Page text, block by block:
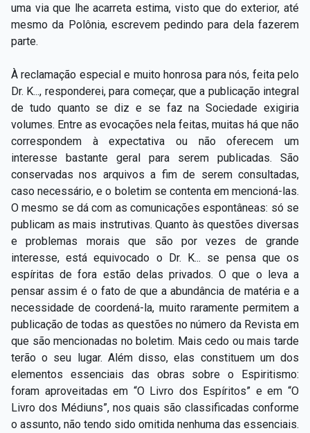
uma via que lhe acarreta estima, visto que do exterior, até
mesmo da Polônia, escrevem pedindo para dela fazerem
parte.
À reclamação especial e muito honrosa para nós, feita pelo
Dr. K..., responderei, para começar, que a publicação integral
de tudo quanto se diz e se faz na Sociedade exigiria
volumes. Entre as evocações nela feitas, muitas há que não
correspondem à expectativa ou não oferecem um
interesse bastante geral para serem publicadas. São
conservadas nos arquivos a fim de serem consultadas,
caso necessário, e o boletim se contenta em mencioná-las.
O mesmo se dá com as comunicações espontâneas: só se
publicam as mais instrutivas. Quanto às questões diversas
e problemas morais que são por vezes de grande
interesse, está equivocado o Dr. K... se pensa que os
espíritas de fora estão delas privados. O que o leva a
pensar assim é o fato de que a abundância de matéria e a
necessidade de coordená-la, muito raramente permitem a
publicação de todas as questões no número da Revista em
que são mencionadas no boletim. Mais cedo ou mais tarde
terão o seu lugar. Além disso, elas constituem um dos
elementos essenciais das obras sobre o Espiritismo:
foram aproveitadas em “O Livro dos Espíritos” e em “O
Livro dos Médiuns”, nos quais são classificadas conforme
o assunto, não tendo sido omitida nenhuma das essenciais.